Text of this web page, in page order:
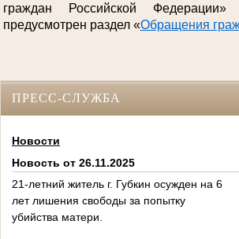
граждан Российской
предусмотрен раздел «Обращения
ПРЕСС-СЛУЖБА
Новости
Новость от 26.11.2025
21-летний житель г. Губкин осужден на 6
лет лишения свободы за попытку
убийства матери.